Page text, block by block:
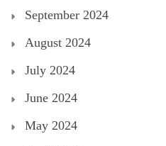
September 2024
August 2024
July 2024
June 2024
May 2024